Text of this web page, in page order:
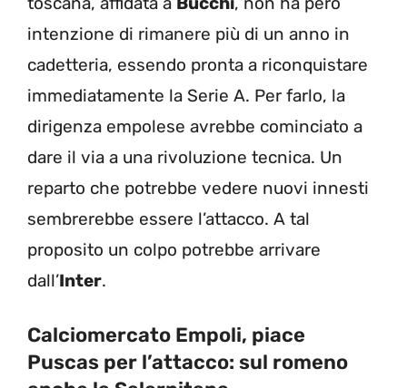
intenzione di rimanere più di un anno in
cadetteria, essendo pronta a riconquistare
immediatamente la Serie A. Per farlo, la
dirigenza empolese avrebbe cominciato a
dare il via a una rivoluzione tecnica. Un
reparto che potrebbe vedere nuovi innesti
sembrerebbe essere l’attacco. A tal
proposito un colpo potrebbe arrivare
dall’Inter.
Calciomercato Empoli, piace
Puscas per l’attacco: sul romeno